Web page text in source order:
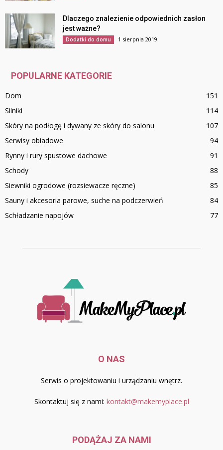
Dlaczego znalezienie odpowiednich zasłon
jest ważne?
Dodatki do domu 1 sierpnia 2019
POPULARNE KATEGORIE
Dom
151
Silniki
114
Skóry na podłogę i dywany ze skóry do salonu
107
Serwisy obiadowe
94
Rynny i rury spustowe dachowe
91
Schody
88
Siewniki ogrodowe (rozsiewacze ręczne)
85
Sauny i akcesoria parowe, suche na podczerwień
84
Schładzanie napojów
77
O NAS
Serwis o projektowaniu i urządzaniu wnętrz.
Skontaktuj się z nami: kontakt@makemyplace.pl
PODĄŻAJ ZA NAMI